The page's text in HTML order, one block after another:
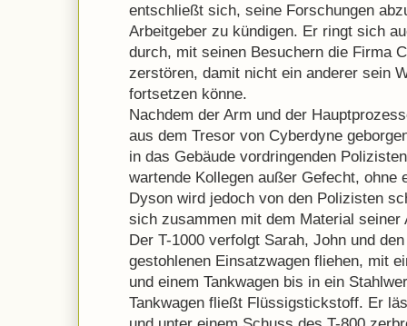
entschließt sich, seine Forschungen
Arbeitgeber zu kündigen. Er ringt sich
durch, mit seinen Besuchern die Firma
zerstören, damit nicht ein anderer sein
fortsetzen könne.
Nachdem der Arm und der
aus dem Tresor von Cyberdyne
in das Gebäude vordringenden
wartende Kollegen außer Gefecht, ohne
Dyson wird jedoch von den Polizisten
sich zusammen mit dem Material seiner
Der T-1000 verfolgt Sarah, John und
gestohlenen Einsatzwagen fliehen, mit
und einem Tankwagen bis in ein
Tankwagen fließt Flüssigstickstoff. Er